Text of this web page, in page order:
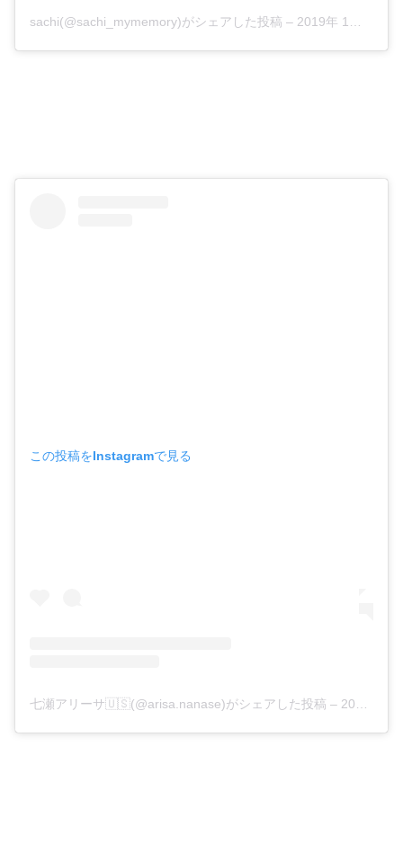
sachi(@sachi_mymemory)がシェアした投稿 – 2019年 1月月15日午前5時53分PST
この投稿をInstagramで見る
七瀬アリーサ🇺🇸(@arisa.nanase)がシェアした投稿 – 2018年 1月月3日午後6時16分PST